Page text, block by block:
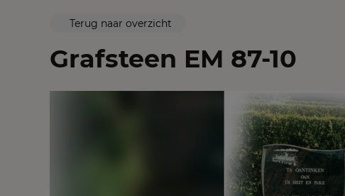
Terug naar overzicht
Grafsteen EM 87-10